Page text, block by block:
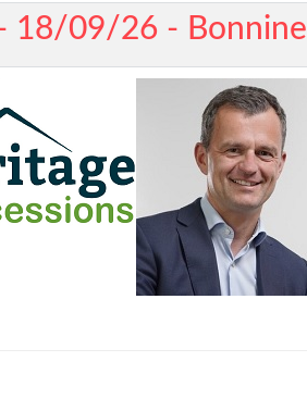
18/09/26 - Bonnine